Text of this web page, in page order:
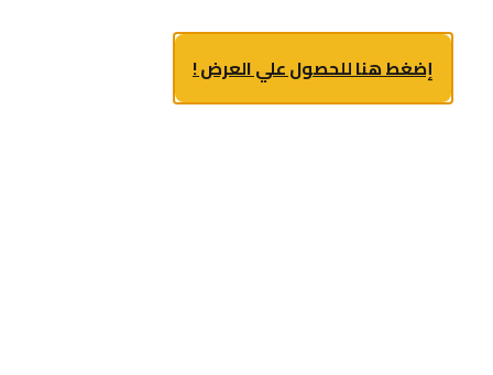
إضغط هنا للحصول علي العرض !